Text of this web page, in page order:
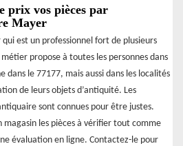
prix vos pièces par
Mayer
est un professionnel fort de plusieurs
propose à toutes les personnes dans
dans le 77177, mais aussi dans les localités
de leurs objets d’antiquité. Les
sont connues pour être justes.
magasin les pièces à vérifier tout comme
évaluation en ligne. Contactez-le pour